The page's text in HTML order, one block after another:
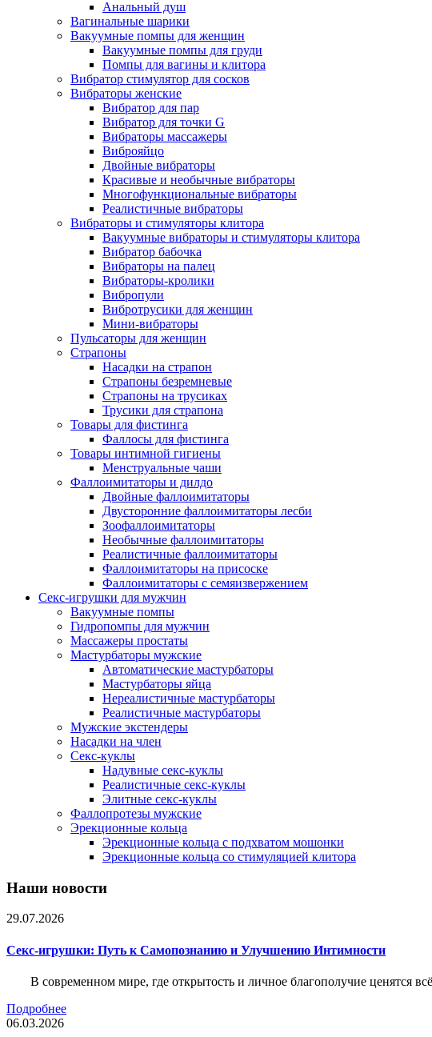
Анальный душ
Вагинальные шарики
Вакуумные помпы для женщин
Вакуумные помпы для груди
Помпы для вагины и клитора
Вибратор стимулятор для сосков
Вибраторы женские
Вибратор для пар
Вибратор для точки G
Вибраторы массажеры
Виброяйцо
Двойные вибраторы
Красивые и необычные вибраторы
Многофункциональные вибраторы
Реалистичные вибраторы
Вибраторы и стимуляторы клитора
Вакуумные вибраторы и стимуляторы клитора
Вибратор бабочка
Вибраторы на палец
Вибраторы-кролики
Вибропули
Вибротрусики для женщин
Мини-вибраторы
Пульсаторы для женщин
Страпоны
Насадки на страпон
Страпоны безремневые
Страпоны на трусиках
Трусики для страпона
Товары для фистинга
Фаллосы для фистинга
Товары интимной гигиены
Менструальные чаши
Фаллоимитаторы и дилдо
Двойные фаллоимитаторы
Двусторонние фаллоимитаторы лесби
Зоофаллоимитаторы
Необычные фаллоимитаторы
Реалистичные фаллоимитаторы
Фаллоимитаторы на присоске
Фаллоимитаторы с семяизвержением
Секс-игрушки для мужчин
Вакуумные помпы
Гидропомпы для мужчин
Массажеры простаты
Мастурбаторы мужские
Автоматические мастурбаторы
Мастурбаторы яйца
Нереалистичные мастурбаторы
Реалистичные мастурбаторы
Мужские экстендеры
Насадки на член
Секс-куклы
Надувные секс-куклы
Реалистичные секс-куклы
Элитные секс-куклы
Фаллопротезы мужские
Эрекционные кольца
Эрекционные кольца с подхватом мошонки
Эрекционные кольца со стимуляцией клитора
Наши новости
29.07.2026
Секс-игрушки: Путь к Самопознанию и Улучшению Интимности
В современном мире, где открытость и личное благополучие ценятся
Подробнее
06.03.2026